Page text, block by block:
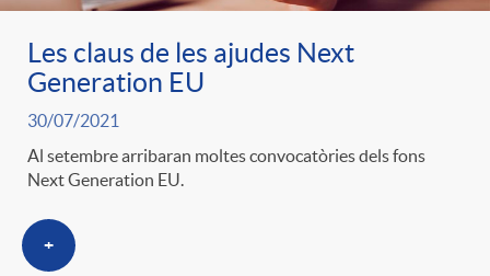
Les claus de les ajudes Next
Generation EU
30/07/2021
Al setembre arribaran moltes convocatòries dels fons
Next Generation EU.
+